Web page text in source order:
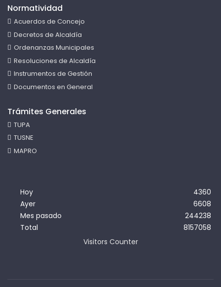
Normatividad
Acuerdos de Concejo
Decretos de Alcaldía
Ordenanzas Municipales
Resoluciones de Alcaldía
Instrumentos de Gestión
Documentos en General
Trámites Generales
TUPA
TUSNE
MAPRO
Hoy
Ayer
Mes pasado
Total
4360
6608
244238
8157058
Visitors Counter